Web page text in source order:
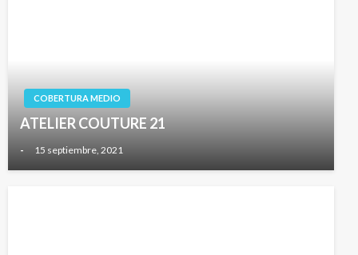
COBERTURA MEDIO
ATELIER COUTURE 21
- 15 septiembre, 2021